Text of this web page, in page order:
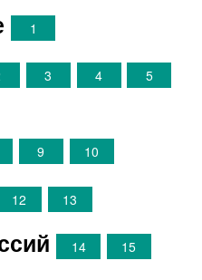
1
3 4
5
9 10
12 13
14 15